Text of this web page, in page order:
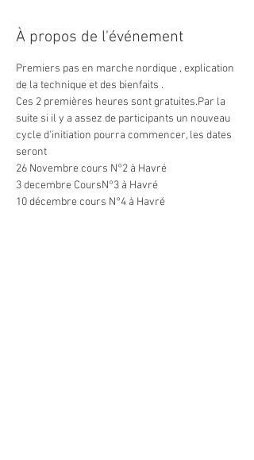
À propos de l'événement
Premiers pas en marche nordique , explication
de la technique et des bienfaits .
Ces 2 premières heures sont gratuites.Par la
suite si il y a assez de participants un nouveau
cycle d'initiation pourra commencer, les dates
seront
26 Novembre cours N°2 à Havré
3 decembre CoursN°3 à Havré
10 décembre cours N°4 à Havré